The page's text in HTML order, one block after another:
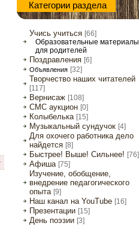
Категории раздела
Учись учиться [66]
Образовательные материалы
для родителей
Поздравления [6]
Объявления [32]
Творчество наших читателей
[117]
Вернисаж [108]
СМС аукцион [0]
Колыбелька [15]
Музыкальный сундучок [4]
Для охочего работника дело
найдется [8]
Быстрее! Выше! Сильнее! [76]
Афиша [75]
Изучение, обобщение,
внедрение педагогического
опыта [9]
Наш канал на YouTube [16]
Презентации [15]
День поэзии [3]